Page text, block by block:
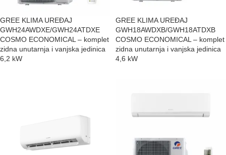
GREE KLIMA UREĐAJ
GWH24AWDXE/GWH24ATDXE
COSMO ECONOMICAL – komplet
zidna unutarnja i vanjska jedinica
6,2 kW
GREE KLIMA UREĐAJ
GWH18AWDXB/GWH18ATDXB
COSMO ECONOMICAL – komplet
zidna unutarnja i vanjska jedinica
4,6 kW